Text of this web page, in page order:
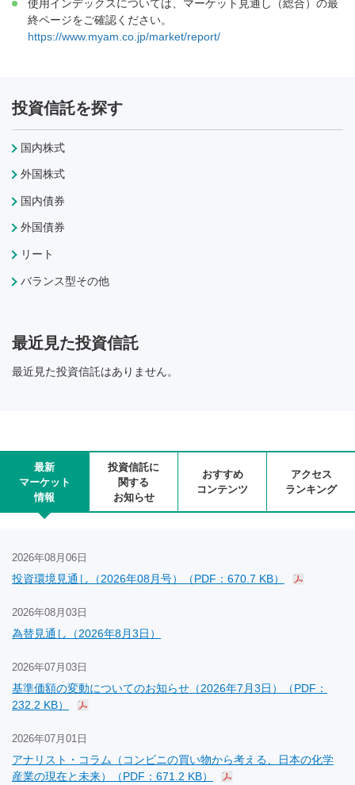
使用インデックスについては、マーケット見通し（総合）の最
終ページをご確認ください。
https://www.myam.co.jp/market/report/
投資信託を探す
国内株式
外国株式
国内債券
外国債券
リート
バランス型その他
最近見た投資信託
最近見た投資信託はありません。
最新
マーケット
情報
投資信託に
関する
お知らせ
おすすめ
コンテンツ
アクセス
ランキング
2026年08月06日
投資環境見通し（2026年08月号）（PDF：670.7 KB）
2026年08月03日
為替見通し（2026年8月3日）
2026年07月03日
基準価額の変動についてのお知らせ（2026年7月3日）（PDF：
232.2 KB）
2026年07月01日
アナリスト・コラム（コンビニの買い物から考える、日本の化学
産業の現在と未来）（PDF：671.2 KB）